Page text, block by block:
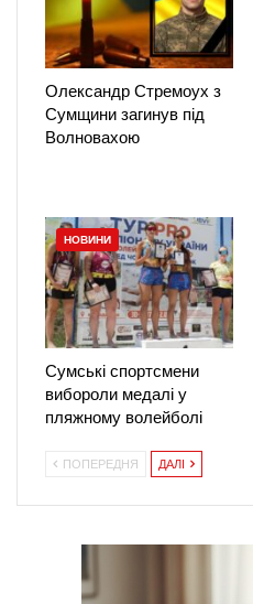
Олександр Стремоух з
Сумщини загинув під
Волновахою
НОВИНИ
Сумські спортсмени
вибороли медалі у
пляжному волейболі
ПОПЕРЕДНЯ ДАЛІ